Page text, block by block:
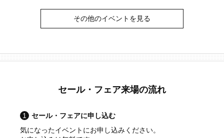
その他のイベントを見る
セール・フェア来場の流れ
1
セール・フェアに申し込む
気になったイベントにお申し込みください。